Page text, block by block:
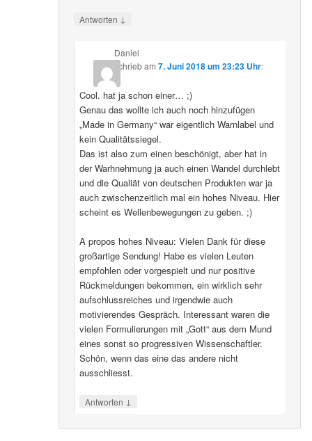
Antworten ↓
Daniel
schriebam 7. Juni 2018 um 23:23 Uhr:
Cool. hat ja schon einer… ;)
Genau das wollte ich auch noch hinzufügen
„Made in Germany“ war eigentlich Warnlabel und
kein Qualitätssiegel.
Das ist also zum einen beschönigt, aber hat in
der Warhnehmung ja auch einen Wandel durchlebt
und die Qualiät von deutschen Produkten war ja
auch zwischenzeitlich mal ein hohes Niveau. Hier
scheint es Wellenbewegungen zu geben. ;)
A propos hohes Niveau: Vielen Dank für diese
großartige Sendung! Habe es vielen Leuten
empfohlen oder vorgespielt und nur positive
Rückmeldungen bekommen, ein wirklich sehr
aufschlussreiches und irgendwie auch
motivierendes Gespräch. Interessant waren die
vielen Formulierungen mit „Gott“ aus dem Mund
eines sonst so progressiven Wissenschaftler.
Schön, wenn das eine das andere nicht
ausschliesst.
Antworten ↓